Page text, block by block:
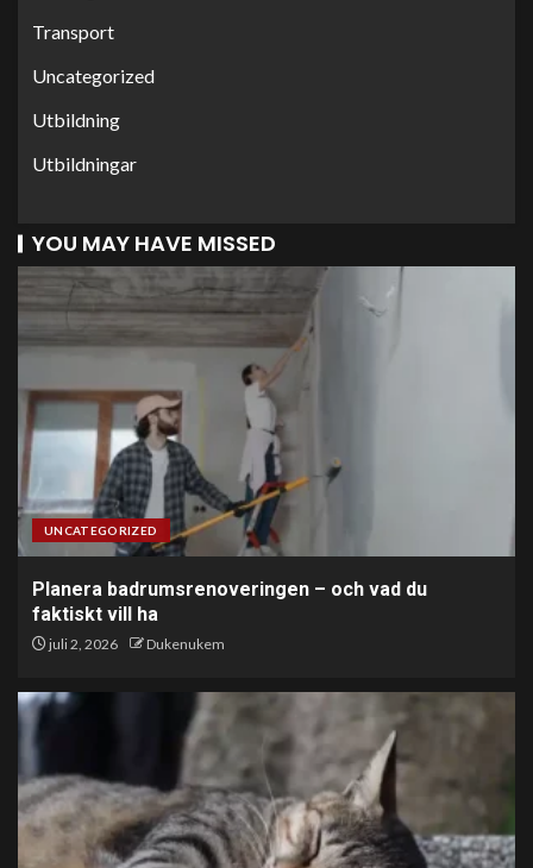
Transport
Uncategorized
Utbildning
Utbildningar
YOU MAY HAVE MISSED
UNCATEGORIZED
Planera badrumsrenoveringen – och vad du
faktiskt vill ha
juli 2, 2026 Dukenukem